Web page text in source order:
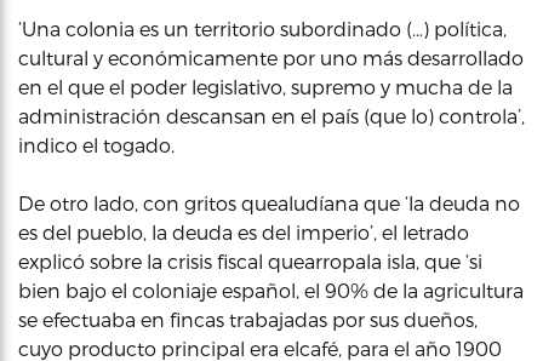
‘Una colonia es un territorio subordinado (…) política,
cultural y económicamente por uno más desarrollado
en el que el poder legislativo, supremo y mucha de la
administración descansan en el país (que lo) controla’,
indico el togado.
De otro lado, con gritos quealudíana que ‘la deuda no
es del pueblo, la deuda es del imperio’, el letrado
explicó sobre la crisis fiscal quearropala isla, que ‘si
bien bajo el coloniaje español, el 90% de la agricultura
se efectuaba en fincas trabajadas por sus dueños,
cuyo producto principal era elcafé, para el año 1900